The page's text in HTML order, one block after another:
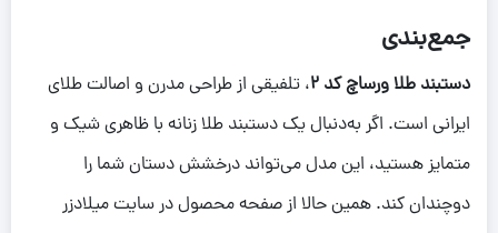
جمع‌بندی
دستبند طلا ورساچ کد 2 ، تلفیقی از طراحی مدرن و اصالت طلای
ایرانی است. اگر به‌دنبال یک دستبند طلا زنانه با ظاهری شیک و
متمایز هستید، این مدل می‌تواند درخشش دستان شما را
دوچندان کند. همین حالا از صفحه محصول در سایت میلادزر